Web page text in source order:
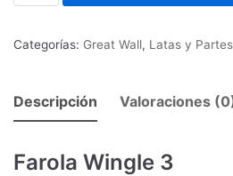
Categorías: Great Wall, Latas y
Descripción Valoraciones
Farola Wingle 3